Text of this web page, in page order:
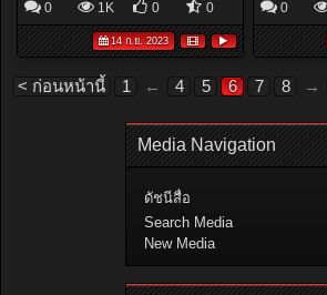
0 1K 0 0
14 ก.ย. 2023
0
< ก่อนหน้านี้ 1 ← 4 5 6 7 8 →
Media Navigation
ดัชนีสื่อ
Search Media
New Media